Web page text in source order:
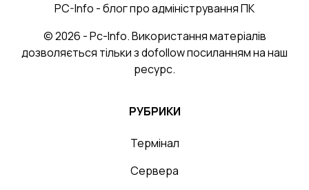
PC-Info - блог про адміністрування ПК
© 2026 - Pc-Info. Використання матеріалів
дозволяється тільки з dofollow посиланням на наш
ресурс.
РУБРИКИ
Термінал
Сервера